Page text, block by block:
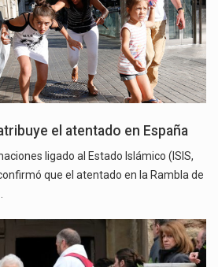
el atentado en España
ligado al Estado Islámico (ISIS,
que el atentado en la Rambla de